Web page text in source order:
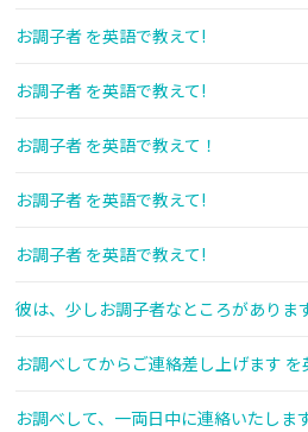
お調子者 を英語で教えて!
お調子者 を英語で教えて!
お調子者 を英語で教えて！
お調子者 を英語で教えて!
お調子者 を英語で教えて!
彼は、少しお調子者なところがありま
お調べしてからご連絡差し上げます を
お調べして、一両日中に連絡いたしま